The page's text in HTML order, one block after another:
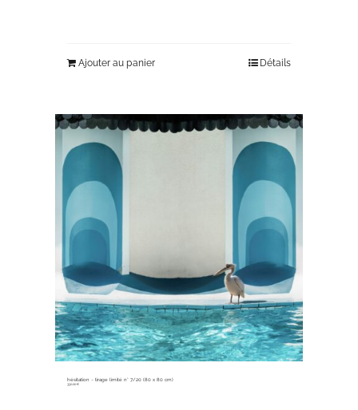
Ajouter au panier Détails
hésitation ~ tirage limité n° 7/20 (80 x 80 cm)
330,00€